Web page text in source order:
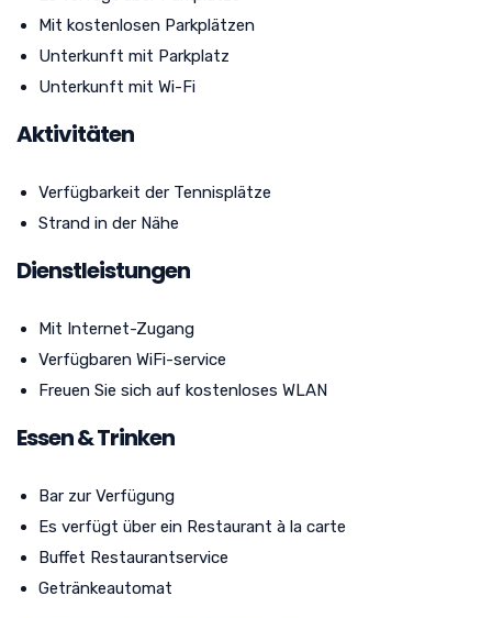
Mit kostenlosen Parkplätzen
Unterkunft mit Parkplatz
Unterkunft mit Wi-Fi
Aktivitäten
Verfügbarkeit der Tennisplätze
Strand in der Nähe
Dienstleistungen
Mit Internet-Zugang
Verfügbaren WiFi-service
Freuen Sie sich auf kostenloses WLAN
Essen & Trinken
Bar zur Verfügung
Es verfügt über ein Restaurant à la carte
Buffet Restaurantservice
Getränkeautomat